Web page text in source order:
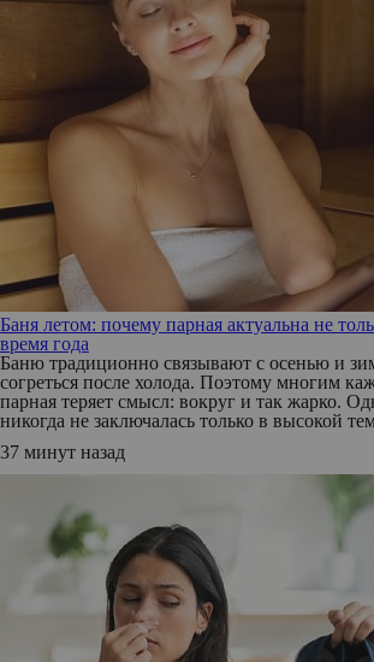
Баня летом: почему парная актуальна не
время года
Баню традиционно связывают с осенью и
согреться после холода. Поэтому многим
парная теряет смысл: вокруг и так жарко.
никогда не заключалась только в высокой
37 минут назад